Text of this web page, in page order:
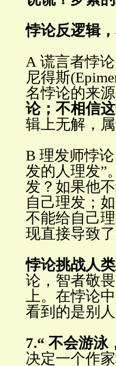
悖论反逻辑，
A 谎言者悖
尼得斯(
名悖论的来源
论；不相信
辑上无解，
B 理发师悖论
发的人理发”
发？如果他
自己理发；
不能给自己
现直接导致
悖论挑战人
论，智者敬
上。在悖论
看到的是别
7.“ 不会游泳
决定一个作